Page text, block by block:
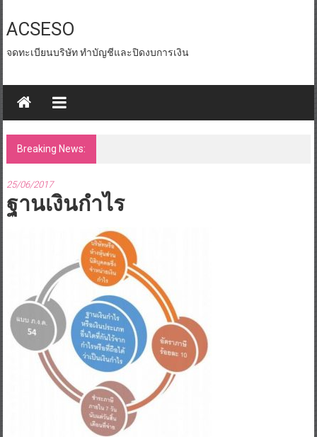
content
ACSESO
จดทะเบียนบริษัท ทำบัญชีและปิดงบการเงิน
Breaking News:
25/06/2017
ฐานเงินกำไร